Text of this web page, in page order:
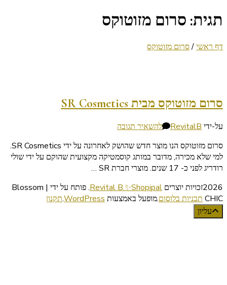
תגית: סרום מזוטוקס
דף ראשי/סרום מזוטוקס
סרום מזוטוקס מבית SR Cosmetics
על-ידי RevitalB להשאיר תגובהבנושא
מזוטוקס
מבית
SR
Cosmetics
סרום מזוטוקס הנו מוצר חדש שהושק לאחרונה על ידי SR Cosmetics.
למי שלא מכירה, מדובר במותג קוסמטיקה מקצועית שהוקם על ידי שולי
רודריג לפני כ- 17 שנים. מוצרי חברת SR …
2026זכויות יוצרים
Revital B.✨Shopipal
.
פותח על ידי | Blossom
CHIC תבניות בלוסום.מופעל באמצעות WordPress
.תקנון
עליון